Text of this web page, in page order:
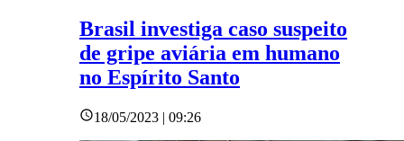
Brasil investiga caso suspeito
de gripe aviária em humano
no Espírito Santo
18/05/2023 | 09:26